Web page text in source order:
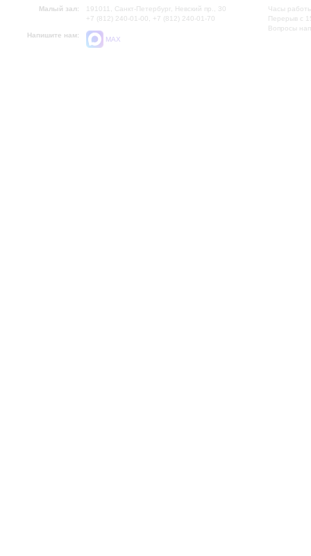
Малый зал:
191011, Санкт-Петербург, Невский пр., 30
+7 (812) 240-01-00, +7 (812) 240-01-70
Напишите нам:
MAX
Часы
Перерыв с
Вопросы